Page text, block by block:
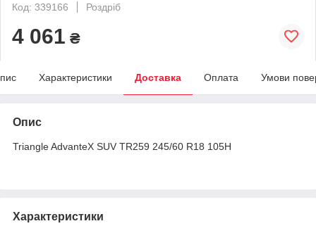
Код: 339166
Роздріб
4 061 ₴
Характеристики Доставка Оплата Умови
Опис
Triangle AdvanteX SUV TR259 245/60 R18 105H
Характеристики